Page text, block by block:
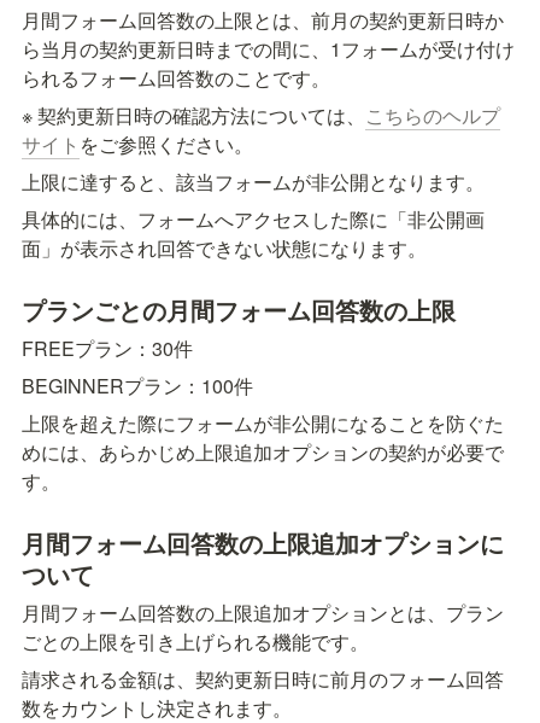
月間フォーム回答数の上限とは、前月の契約更新日時か
ら当月の契約更新日時までの間に、1フォームが受け付け
られるフォーム回答数のことです。
※ 契約更新日時の確認方法については、 こちらのヘルプ
サイト をご参照ください。
上限に達すると、該当フォームが非公開となります。
具体的には、フォームへアクセスした際に「非公開画
面」が表示され回答できない状態になります。
プランごとの月間フォーム回答数の上限
FREEプラン：30件
BEGINNERプラン：100件
上限を超えた際にフォームが非公開になることを防ぐた
めには、あらかじめ上限追加オプションの契約が必要で
す。
月間フォーム回答数の上限追加オプションに
ついて
月間フォーム回答数の上限追加オプションとは、プラン
ごとの上限を引き上げられる機能です。
請求される金額は、契約更新日時に前月のフォーム回答
数をカウントし決定されます。